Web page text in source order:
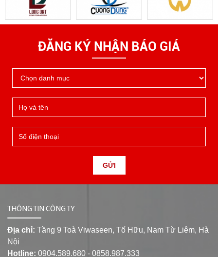
ĐĂNG KÝ NHẬN BÁO GIÁ
GỬI
THÔNG TIN CÔNG TY
Địa chỉ: Tầng 9 Toà Viwaseen, Tố Hữu, Nam Từ Liêm, Hà
Nội
Hotline: 0904.589.680 - 0858.987.333